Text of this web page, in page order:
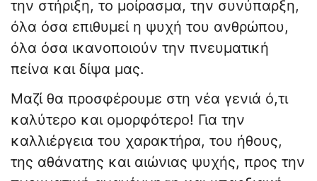
την στήριξη, το μοίρασμα, την συνύπαρξη,
όλα όσα επιθυμεί η ψυχή του ανθρώπου,
όλα όσα ικανοποιούν την πνευματική
πείνα και δίψα μας.
Μαζί θα προσφέρουμε στη νέα γενιά ό,τι
καλύτερο και ομορφότερο! Για την
καλλιέργεια του χαρακτήρα, του ήθους,
της αθάνατης και αιώνιας ψυχής, προς την